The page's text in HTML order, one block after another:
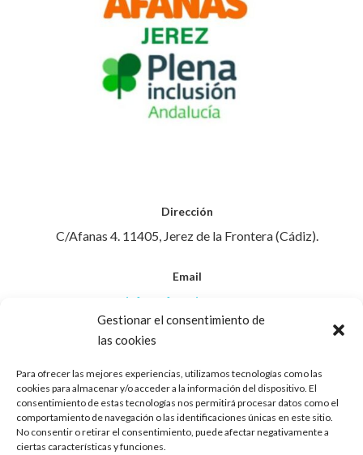
Gestionar el consentimiento de
las cookies
Para ofrecer las mejores experiencias, utilizamos tecnologías como las
cookies para almacenar y/o acceder a la información del dispositivo. El
consentimiento de estas tecnologías nos permitirá procesar datos como el
comportamiento de navegación o las identificaciones únicas en este sitio.
No consentir o retirar el consentimiento, puede afectar negativamente a
ciertas características y funciones.
Dirección
C/Afanas 4. 11405, Jerez de la Frontera (Cádiz).
Email
info@afanasjerez.com
Aviso Legal